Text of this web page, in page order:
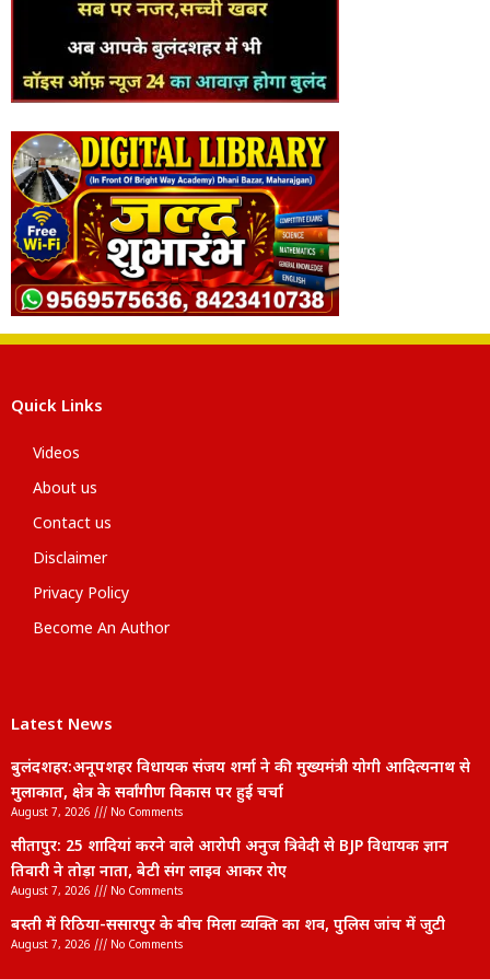
Quick Links
Videos
About us
Contact us
Disclaimer
Privacy Policy
Become An Author
Latest News
बुलंदशहर:अनूपशहर विधायक संजय शर्मा ने की मुख्यमंत्री योगी आदित्यनाथ से
मुलाकात, क्षेत्र के सर्वांगीण विकास पर हुई चर्चा
August 7, 2026 No Comments
सीतापुर: 25 शादियां करने वाले आरोपी अनुज त्रिवेदी से BJP विधायक ज्ञान
तिवारी ने तोड़ा नाता, बेटी संग लाइव आकर रोए
August 7, 2026 No Comments
बस्ती में रिठिया-ससारपुर के बीच मिला व्यक्ति का शव, पुलिस जांच में जुटी
August 7, 2026 No Comments